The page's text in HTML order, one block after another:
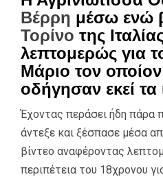
Βέρρη μέσω ενώ
Τορίνο της
λεπτομερώς για
Μάριο τον
οδήγησαν εκεί τα
Έχοντας περάσει ήδη πάρα
άντεξε και ξέσπασε μέσα
βίντεο αναφέροντας
περιπέτεια του 18χρονου